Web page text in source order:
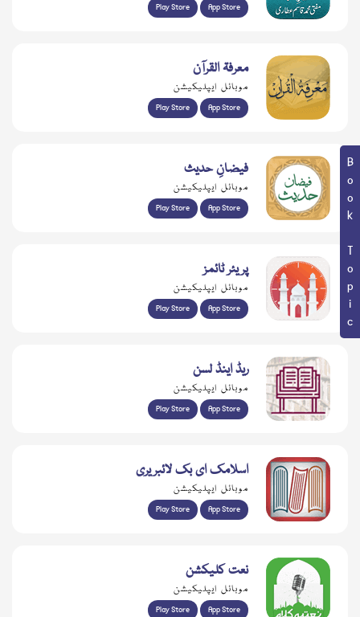
Book Topic
Play Store App Store
معرفۃ القرآن
موبائل ایپلیکیشن
Play Store App Store
فیضانِ حدیث
موبائل ایپلیکیشن
Play Store App Store
پریئر ٹائمز
موبائل ایپلیکیشن
Play Store App Store
ریڈ اینڈ لسن
موبائل ایپلیکیشن
Play Store App Store
اسلامک ای بک لائبریری
موبائل ایپلیکیشن
Play Store App Store
نعت کلیکشن
موبائل ایپلیکیشن
Play Store App Store